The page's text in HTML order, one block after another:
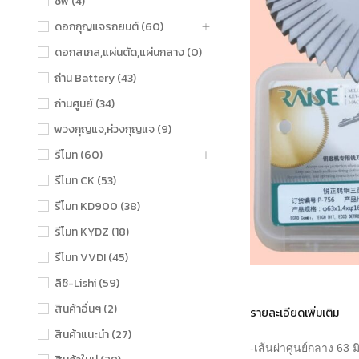
ดอกกุญแจรถยนต์ (60)
ดอกสเกล,แผ่นตัด,แผ่นกลาง (0)
ถ่าน Battery (43)
ถ่านศูนย์ (34)
พวงกุญแจ,ห่วงกุญแจ (9)
รีโมท (60)
รีโมท CK (53)
รีโมท KD900 (38)
รีโมท KYDZ (18)
รีโมท VVDI (45)
ลิชิ-Lishi (59)
สินค้าอื่นๆ (2)
สินค้าแนะนำ (27)
รายละเอียดเพิ่มเติม
-เส้นผ่าศูนย์กลาง 63